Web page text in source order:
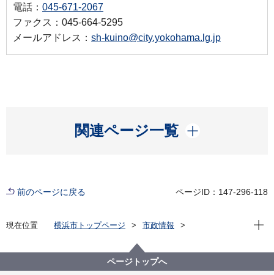
電話： 045-671-2067
ファクス：045-664-5295
メールアドレス： sh-kuino@city.yokohama.lg.jp
関連ページ一覧
開く
前のページに戻る ページID：147-296-118
現在位置 横浜市トップページ
市政情報
区提案反映制度
令和５年度予算編成に向けた区提案反映制度
泉区提案項目一覧
現在
ページトップへ